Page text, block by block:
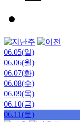
06.05(일)
06.06(월)
06.07(화)
06.08(수)
06.09(목)
06.10(금)
06.11(토)